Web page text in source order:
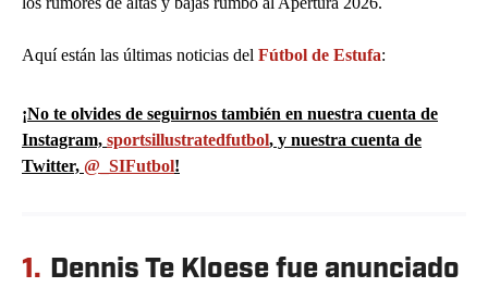
Aquí están las últimas noticias del Fútbol de Estufa:
¡No te olvides de seguirnos también en nuestra cuenta de
Instagram, sportsillustratedfutbol, y nuestra cuenta de
Twitter, @_SIFutbol!
1. Dennis Te Kloese fue anunciado